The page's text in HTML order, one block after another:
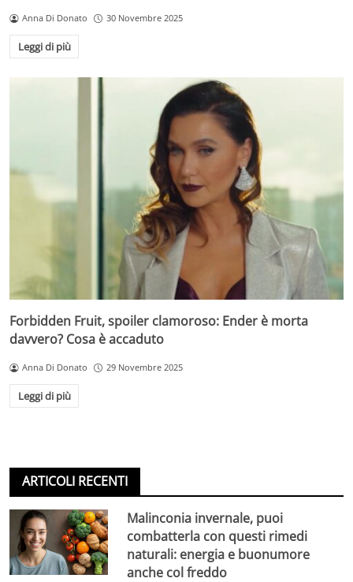
Anna Di Donato 30 Novembre 2025
Leggi di più
Forbidden Fruit, spoiler clamoroso: Ender è morta
davvero? Cosa è accaduto
Anna Di Donato 29 Novembre 2025
Leggi di più
ARTICOLI RECENTI
Malinconia invernale, puoi
combatterla con questi rimedi
naturali: energia e buonumore
anche col freddo